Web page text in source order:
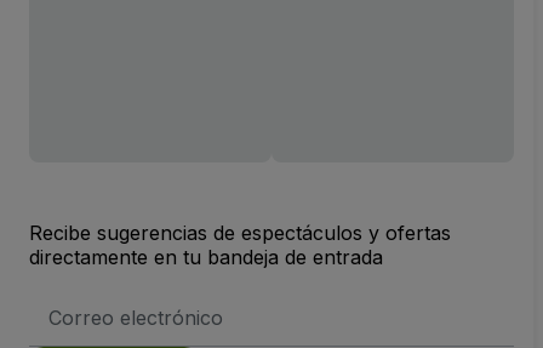
Recibe sugerencias de espectáculos y ofertas
directamente en tu bandeja de entrada
de